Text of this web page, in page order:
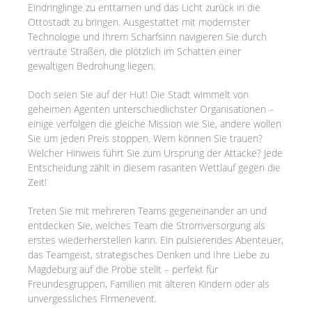
Eindringlinge zu enttarnen und das Licht zurück in die
Ottostadt zu bringen. Ausgestattet mit modernster
Technologie und Ihrem Scharfsinn navigieren Sie durch
vertraute Straßen, die plötzlich im Schatten einer
gewaltigen Bedrohung liegen.
Doch seien Sie auf der Hut! Die Stadt wimmelt von
geheimen Agenten unterschiedlichster Organisationen –
einige verfolgen die gleiche Mission wie Sie, andere wollen
Sie um jeden Preis stoppen. Wem können Sie trauen?
Welcher Hinweis führt Sie zum Ursprung der Attacke? Jede
Entscheidung zählt in diesem rasanten Wettlauf gegen die
Zeit!
Treten Sie mit mehreren Teams gegeneinander an und
entdecken Sie, welches Team die Stromversorgung als
erstes wiederherstellen kann. Ein pulsierendes Abenteuer,
das Teamgeist, strategisches Denken und Ihre Liebe zu
Magdeburg auf die Probe stellt – perfekt für
Freundesgruppen, Familien mit älteren Kindern oder als
unvergessliches Firmenevent.